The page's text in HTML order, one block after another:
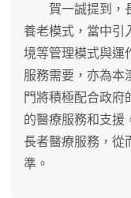
賀一誠提到，長
養老模式，當中引
境等管理模式與運
服務需要，亦為本
門將積極配合政府
的醫療服務和支援
長者醫療服務，從
準。